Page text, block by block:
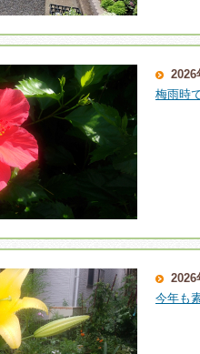
2026
梅雨時
2026
今年も